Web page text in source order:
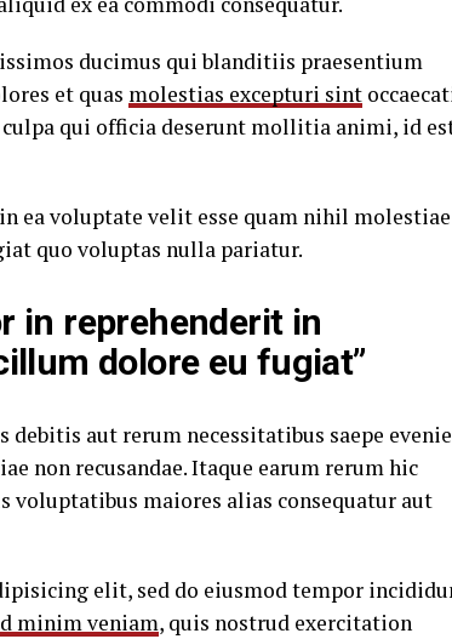
ducimus qui blanditiis praesentium
et quas molestias excepturi sint
qui officia deserunt mollitia animi, id
ea voluptate velit esse quam nihil molestiae
quo voluptas nulla pariatur.
in reprehenderit in
dolore eu fugiat”
aut rerum necessitatibus saepe
non recusandae. Itaque earum rerum hic
voluptatibus maiores alias consequatur aut
elit, sed do eiusmod tempor
minim veniam, quis nostrud exercitation